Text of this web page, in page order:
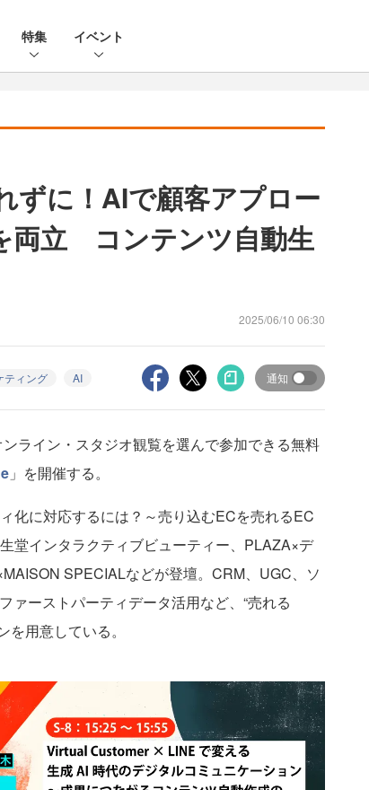
特集 イベント
ずに！AIで顧客アプロー
両立 コンテンツ自動生
2025/06/10 06:30
ティング AI 通知
ライン・スタジオ観覧を選んで参加できる無料
」を開催する。
化に対応するには？～売り込むECを売れるEC
堂インタラクティブビューティー、PLAZA×デ
SPECIALなどが登壇。CRM、UGC、ソ
ァーストパーティデータ活用など、“売れる
用意している。